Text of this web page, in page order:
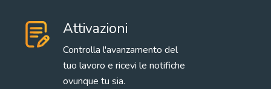
Attivazioni
Controlla l'avanzamento del
tuo lavoro e ricevi le notifiche
ovunque tu sia.